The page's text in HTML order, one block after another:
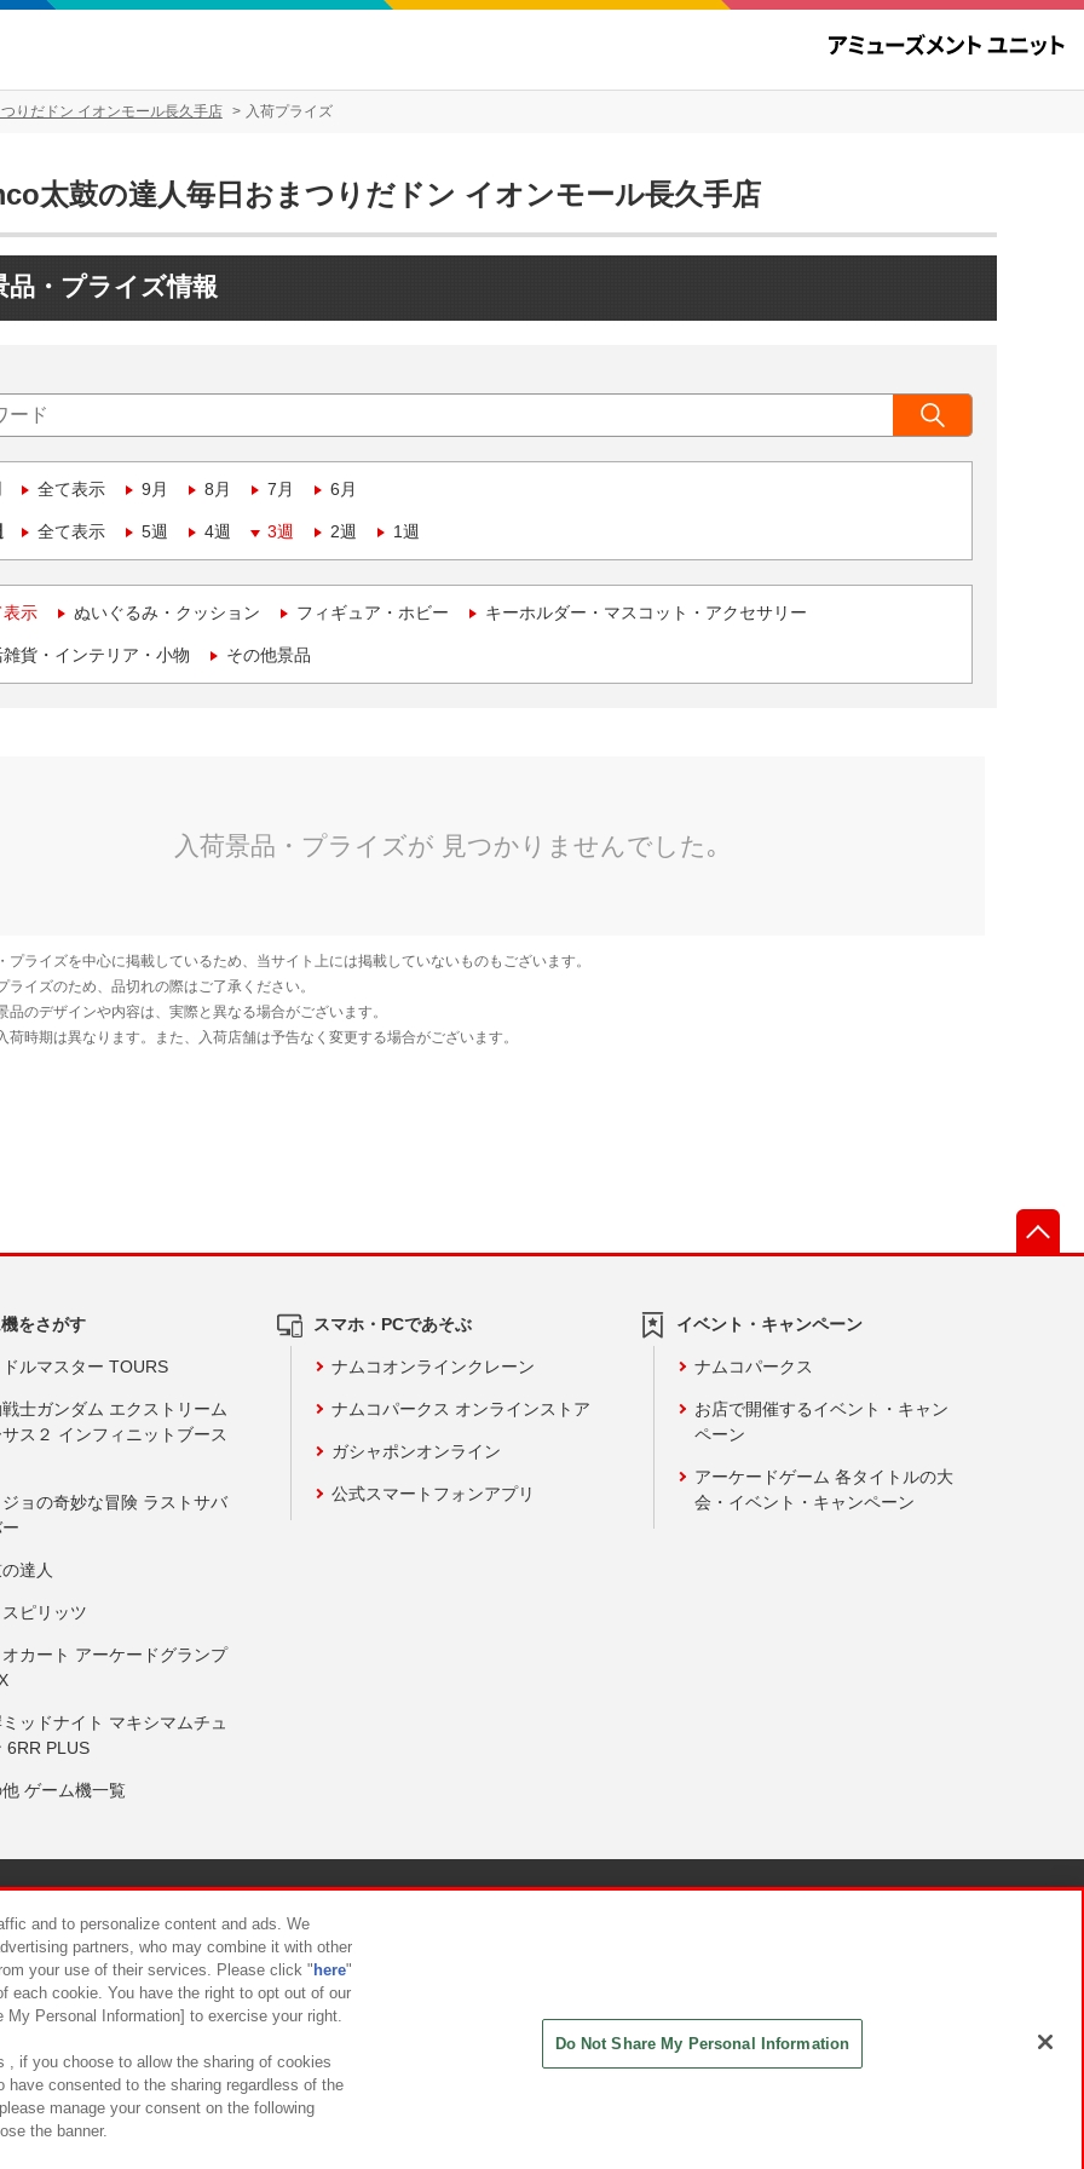
りだドン イオンモール長久手店 入荷プライズ
太鼓の達人毎日おまつりだドン イオンモール長久手店
品・プライズ情報
全て表示 9月 8月 7月 6月
全て表示 5週 4週 3週 2週 1週
表示 ぬいぐるみ・クッション フィギュア・ホビー キーホルダー・マスコット・アクセサリー
貨・インテリア・小物 その他景品
をさがす
ルマスター TOURS
士ガンダム エクストリーム
ス２ インフィニットブース
ョの奇妙な冒険 ラストサバ
達人
ピリッツ
カート アーケードグランプ
ッドナイト マキシマムチュ
6RR PLUS
ゲーム機一覧
スマホ・PCであそぶ
ナムコオンラインクレーン
ナムコパークス オンラインストア
ガシャポンオンライン
公式スマートフォンアプリ
イベント・キャンペーン
ナムコパークス
お店で開催するイベント・キャン
ペーン
アーケードゲーム 各タイトルの大
会・イベント・キャンペーン
について カスタマーハラスメント対応方針
and to personalize content and ads. We
partners, who may combine it with other
your use of their services. Please click " here"
each cookie. You have the right to opt out of our
Personal Information] to exercise your right.
, if you choose to allow the sharing of cookies
have consented to the sharing regardless of the
manage your consent on the following
the banner.
Do Not Share My Personal Information